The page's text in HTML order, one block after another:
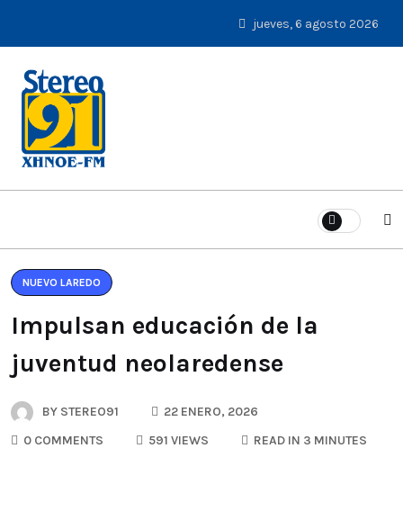
jueves, 6 agosto 2026
NUEVO LAREDO
Impulsan educación de la
juventud neolaredense
BY STEREO91
22 ENERO, 2026
0 COMMENTS
591 VIEWS READ IN 3 MINUTES